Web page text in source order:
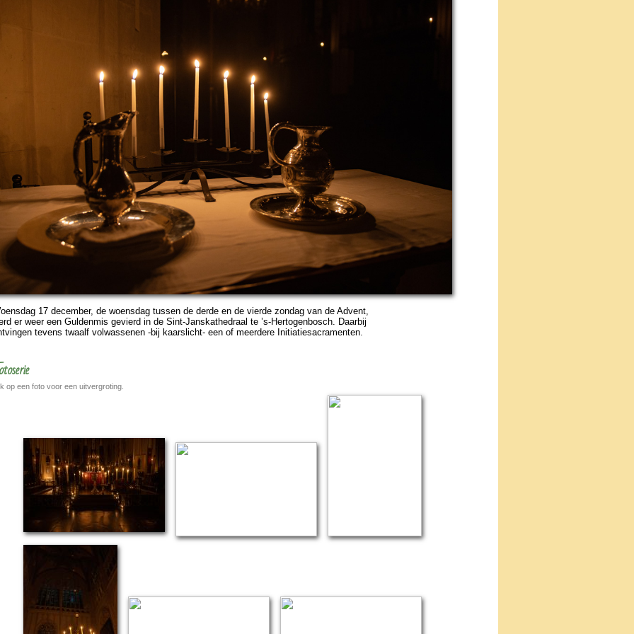
17 de­cem­ber, de woens­dag tussen de derde en de vierde zon­dag van de Advent,
er weer een Gulden­mis gevierd in de Sint-Jans­kathe­draal te ’s-Hertogen­bosch. Daarbij
tevens twaalf vol­was­se­nen -bij kaarslicht- een of meer­dere Initiatie­sa­cra­menten.
op een foto voor een uitvergroting.